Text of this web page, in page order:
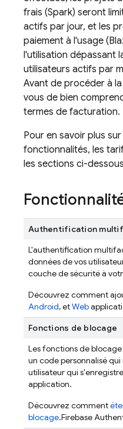
frais (Spark) seront
actifs par jour, et les
paiement à l'usage
l'utilisation dépassant
utilisateurs actifs par
Avant de procéder à
vous de bien
termes de facturation.
Pour en savoir plus
fonctionnalités, les
les sections ci-
Authentification
L'authentification
données de vos
couche de sécurité à
Découvrez comment
Android, etWeb
Fonctions de blocage
Les fonctions de
un code personnalisé
utilisateur qui
application.
Découvrez comment
blocage.Firebase